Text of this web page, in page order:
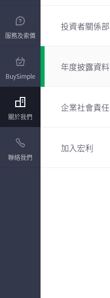
服務及索償
BuySimple
關於我們
聯絡我們
投資者關係部
年度披露資料
企業社會責任
加入宏利